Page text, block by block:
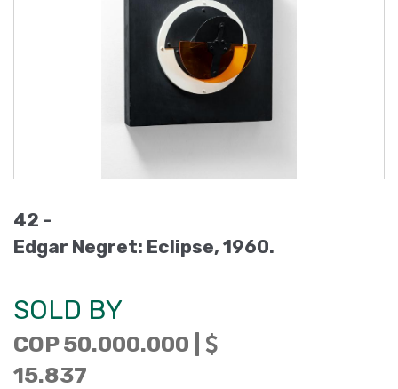
42 -
Edgar Negret: Eclipse, 1960.
SOLD BY
COP 50.000.000 |
15.837